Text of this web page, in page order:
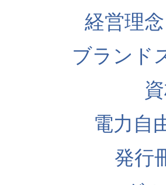
経営理
ブランド
電力自
発行